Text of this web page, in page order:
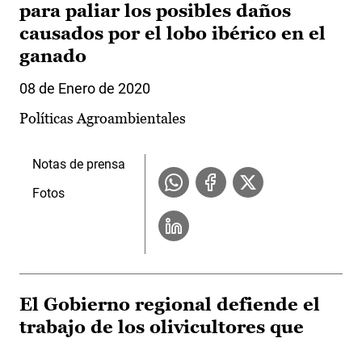
para paliar los posibles daños
causados por el lobo ibérico en el
ganado
08 de Enero de 2020
Políticas Agroambientales
Notas de prensa
Fotos
El Gobierno regional defiende el
trabajo de los olivicultores que